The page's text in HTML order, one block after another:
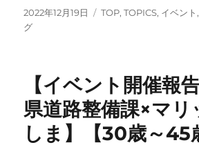
投
稿
2022年12月19日
カ
TOP,TOPICS, イベント ,
グ
【イベント開催報
県道路整備課×マリ
しま】【30歳～45